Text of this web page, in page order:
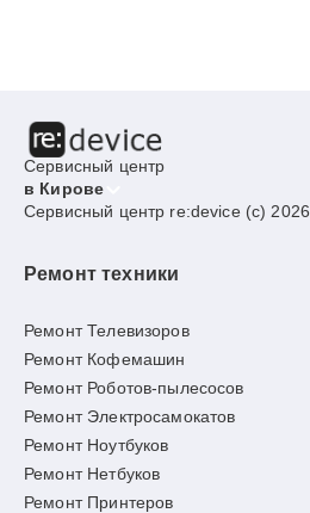
Сервисный центр
в Кирове
Сервисный центр re:device (c) 2026
Ремонт техники
Ремонт Телевизоров
Ремонт Кофемашин
Ремонт Роботов-пылесосов
Ремонт Электросамокатов
Ремонт Ноутбуков
Ремонт Нетбуков
Ремонт Принтеров